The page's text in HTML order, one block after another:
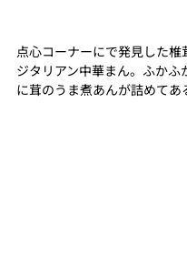
点心コーナーにで発見した椎
ジタリアン中華まん。ふかふ
に茸のうま煮あんが詰めてあ